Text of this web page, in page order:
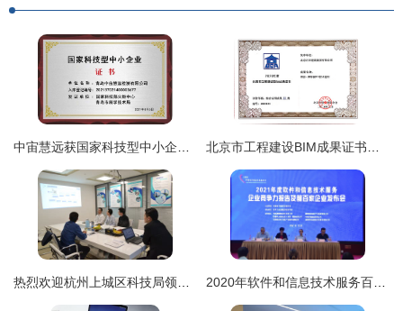
中宙慧远获国家科技型中小企业认证，技术服务能力再升级 北京市工程建设BIM成果证书在企业技术服务中的战略价值与应用路径
热烈欢迎杭州上城区科技局领导莅临创绿家指导——深化企业技术服务，共促创新绿色发展 2020年软件和信息技术服务百强企业利润同比增长31.3% 企业技术服务行业迎来黄金发展期